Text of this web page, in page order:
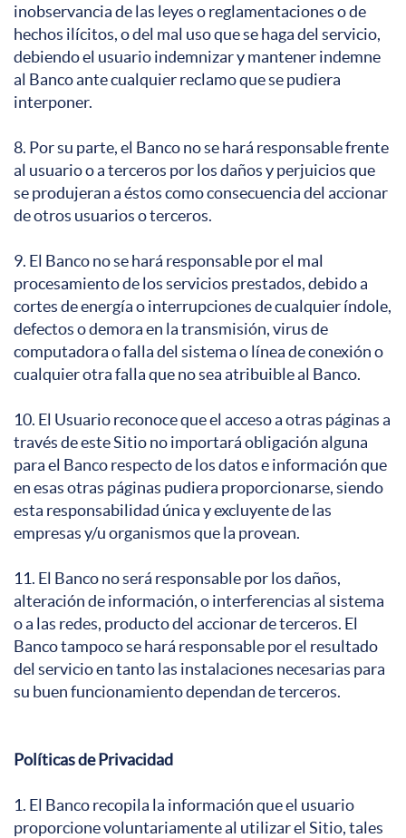
inobservancia de las leyes o reglamentaciones o de
hechos ilícitos, o del mal uso que se haga del servicio,
debiendo el usuario indemnizar y mantener indemne
al Banco ante cualquier reclamo que se pudiera
interponer.
8. Por su parte, el Banco no se hará responsable frente
al usuario o a terceros por los daños y perjuicios que
se produjeran a éstos como consecuencia del accionar
de otros usuarios o terceros.
9. El Banco no se hará responsable por el mal
procesamiento de los servicios prestados, debido a
cortes de energía o interrupciones de cualquier índole,
defectos o demora en la transmisión, virus de
computadora o falla del sistema o línea de conexión o
cualquier otra falla que no sea atribuible al Banco.
10. El Usuario reconoce que el acceso a otras páginas a
través de este Sitio no importará obligación alguna
para el Banco respecto de los datos e información que
en esas otras páginas pudiera proporcionarse, siendo
esta responsabilidad única y excluyente de las
empresas y/u organismos que la provean.
11. El Banco no será responsable por los daños,
alteración de información, o interferencias al sistema
o a las redes, producto del accionar de terceros. El
Banco tampoco se hará responsable por el resultado
del servicio en tanto las instalaciones necesarias para
su buen funcionamiento dependan de terceros.
Políticas de Privacidad
1. El Banco recopila la información que el usuario
proporcione voluntariamente al utilizar el Sitio, tales